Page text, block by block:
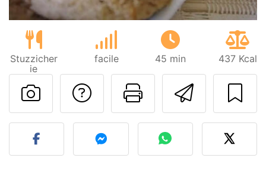
Stuzzicher
ie
facile 45 min 437 Kcal
Invia
Stampa la
Contatta l'autore
Pubblica la foto di